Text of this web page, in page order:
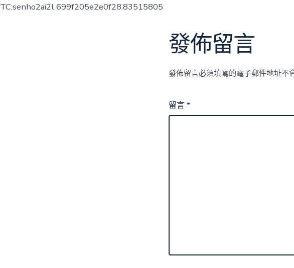
TC:senho2ai2l 699f205e2e0f28.83515805
發佈留言
發佈留言必須填寫的電子郵件地址不
留言*